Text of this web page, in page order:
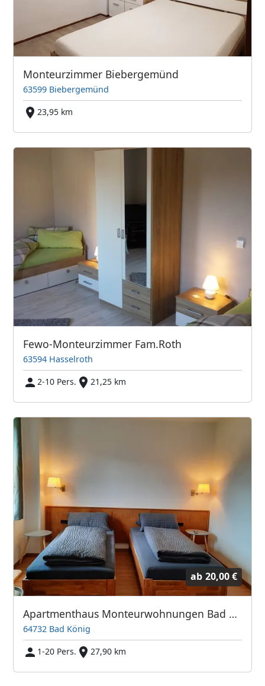
Monteurzimmer Biebergemünd
63599 Biebergemünd
23,95 km
Fewo-Monteurzimmer Fam.Roth
63594 Hasselroth
2-10 Pers.
21,25 km
ab 20,00 €
Apartmenthaus Monteurwohnungen Bad König!
64732 Bad König
1-20 Pers.
27,90 km